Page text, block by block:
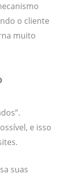
o cliente
muito
e isso
suas